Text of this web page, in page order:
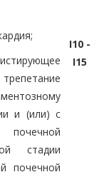
и (или) с
стадии
почечной
I10 -
I15